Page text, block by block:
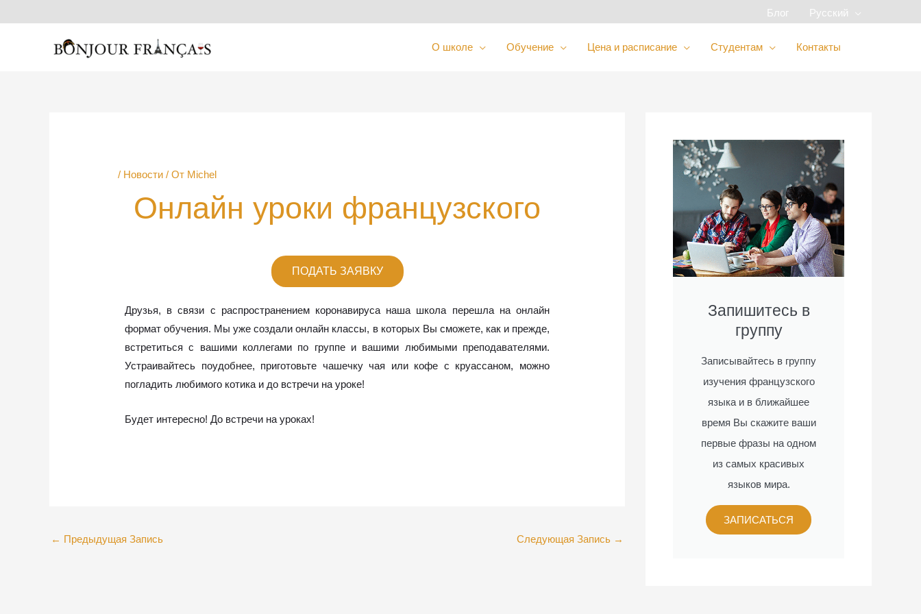
к
содержимому
Блог Русский
О школе Обучение Цена и расписание Студентам Контакты
/ Новости / От Michel
Онлайн уроки французского
ПОДАТЬ ЗАЯВКУ
Друзья, в связи с распространением коронавируса наша школа перешла на онлайн
формат обучения. Мы уже создали онлайн классы, в которых Вы сможете, как и прежде,
встретиться с вашими коллегами по группе и вашими любимыми преподавателями.
Устраивайтесь поудобнее, приготовьте чашечку чая или кофе с круассаном, можно
погладить любимого котика и до встречи на уроке!
Будет интересно! До встречи на уроках!
← Предыдущая Запись Следующая Запись →
Запишитесь в
группу
Записывайтесь в группу
изучения французского
языка и в ближайшее
время Вы скажите ваши
первые фразы на одном
из самых красивых
языков мира.
ЗАПИСАТЬСЯ